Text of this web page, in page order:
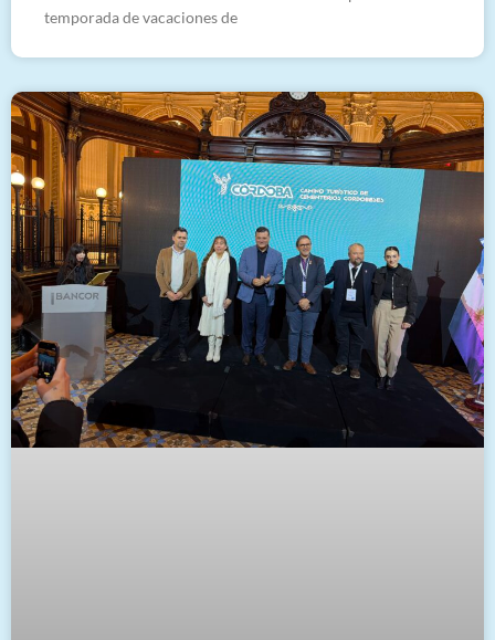
temporada de vacaciones de